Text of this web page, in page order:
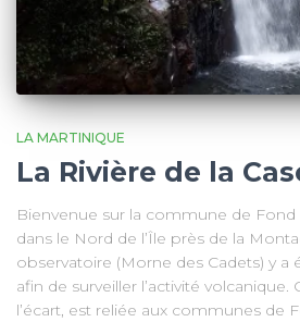
LA MARTINIQUE
La Rivière de la
Bienvenue sur la commune de Fond
dans le Nord de l’Île près de la
observatoire (Morne des Cadets) y
afin de surveiller l’activité
l’écart, est reliée aux communes de